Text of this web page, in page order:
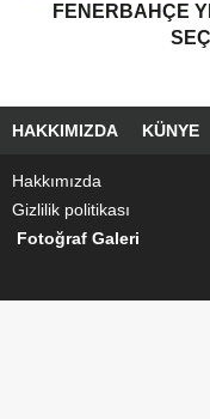
FENERBAHÇE
HAKKIMIZDA KÜNYE
Hakkımızda
Gizlilik politikası
Fotoğraf Galeri